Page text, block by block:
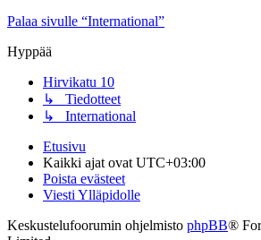
Palaa sivulle “International”
Hyppää
Hirvikatu 10
↳ Tiedotteet
↳ International
Etusivu
Kaikki ajat ovat UTC+03:00
Poista evästeet
Viesti Ylläpidolle
Keskustelufoorumin ohjelmisto phpBB®